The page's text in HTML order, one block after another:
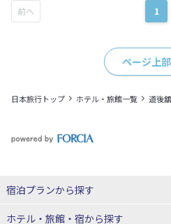
1
ページ上
日本旅行トップ ホテル・旅館一覧 道後
宿泊プランから探す
北海道
ホテル・旅館・宿から探す